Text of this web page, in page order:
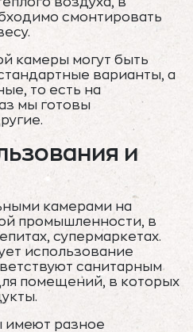
смонтировать
камеры могут быть
варианты, а
то есть на
мы готовы
и
камерами на
промышленности, в
супермаркетах.
использование
санитарным
помещений, в которых
имеют разное